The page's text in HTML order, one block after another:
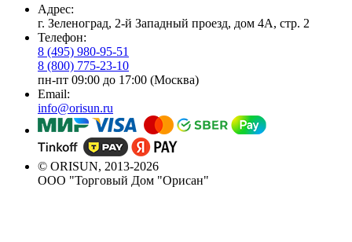
Адрес:
г. Зеленоград, 2-й Западный проезд, дом 4А, стр. 2
Телефон:
8 (495) 980-95-51
8 (800) 775-23-10
пн-пт 09:00 до 17:00 (Москва)
Email:
info@orisun.ru
© ORISUN, 2013-2026
ООО "Торговый Дом "Орисан"